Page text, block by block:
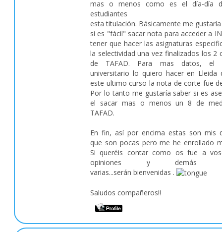
mas o menos como es el día-día
estudiantes
esta titulación. Básicamente me
si es "fácil" sacar nota para acceder a
tener que hacer las asignaturas
la selectividad una vez finalizados los 2
de TAFAD. Para mas datos, el
universitario lo quiero hacer en Lleida
este ultimo curso la nota de corte fue
Por lo tanto me gustaría saber si es
el sacar mas o menos un 8 de
TAFAD.
En fin, así por encima estas son mis
que son pocas pero me he enrollado
Si queréis contar como os fue a
opiniones y demás
varias...serán bienvenidas .
Saludos compañeros!!